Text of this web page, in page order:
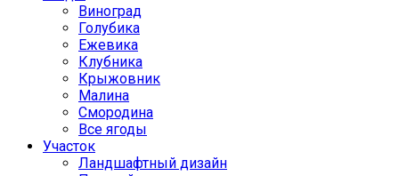
Виноград
Голубика
Ежевика
Клубника
Крыжовник
Малина
Смородина
Все ягоды
Участок
Ландшафтный дизайн